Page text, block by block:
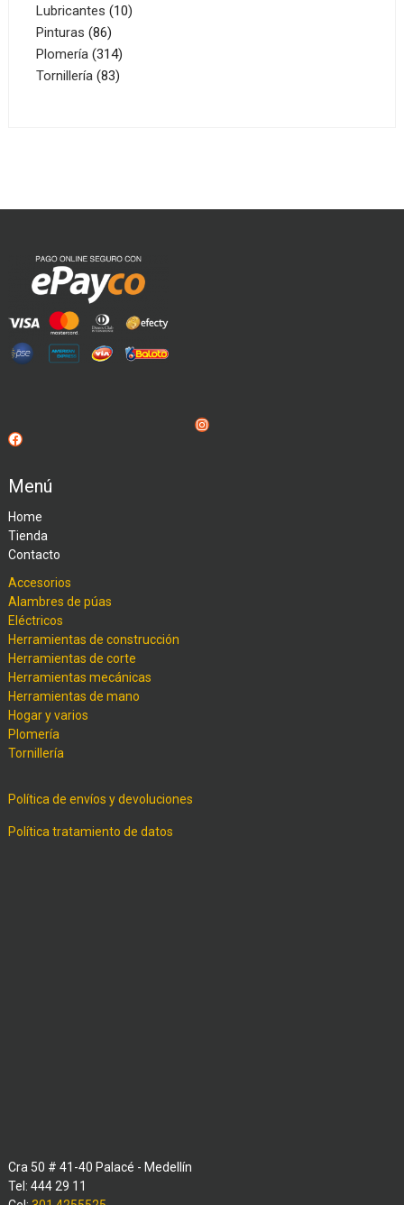
Lubricantes 1010
Pinturas 8686
productos
Plomería 314314
productos
Tornillería 8383
Instagram
Facebook
Menú
Home
Tienda
Contacto
Accesorios
Alambres de púas
Eléctricos
Herramientas de construcción
Herramientas de corte
Herramientas mecánicas
Herramientas de mano
Hogar y varios
Plomería
Tornillería
Política de envíos y devoluciones
Política tratamiento de datos
Cra 50 # 41-40 Palacé - Medellín
Tel: 444 29 11